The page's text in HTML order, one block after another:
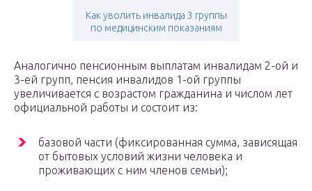
Как уволить инвалида 3 группы
по медицинским показаниям
Аналогично пенсионным выплатам инвалидам 2-ой и
3-ей групп, пенсия инвалидов 1-ой группы
увеличивается с возрастом гражданина и числом лет
официальной работы и состоит из:
базовой части (фиксированная сумма, зависящая
от бытовых условий жизни человека и
проживающих с ним членов семьи);